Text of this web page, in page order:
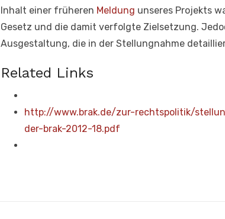
Inhalt einer früheren Meldung unseres Projekts
Gesetz und die damit verfolgte Zielsetzung.
Ausgestaltung, die in der Stellungnahme
Related Links
http://www.brak.de/zur-rechtspolitik/
der-brak-2012-18.pdf